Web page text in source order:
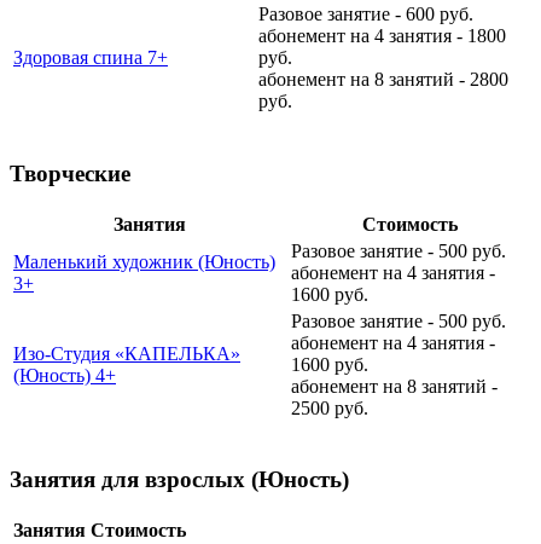
Здоровая спина 7+
Разовое занятие - 600 руб.
абонемент на 4 занятия - 1800
руб.
абонемент на 8 занятий - 2800
руб.
Творческие
Занятия
Стоимость
Маленький художник (Юность)
3+
Разовое занятие - 500 руб.
абонемент на 4 занятия -
1600 руб.
Изо-Студия «КАПЕЛЬКА»
(Юность) 4+
Разовое занятие - 500 руб.
абонемент на 4 занятия -
1600 руб.
абонемент на 8 занятий -
2500 руб.
Занятия для взрослых (Юность)
Занятия Стоимость